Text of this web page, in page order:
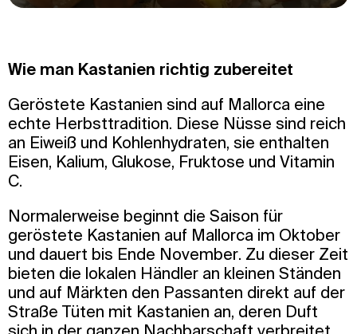
Wie man Kastanien richtig zubereitet
Geröstete Kastanien sind auf Mallorca eine
echte Herbsttradition. Diese Nüsse sind reich
an Eiweiß und Kohlenhydraten, sie enthalten
Eisen, Kalium, Glukose, Fruktose und Vitamin
C.
Normalerweise beginnt die Saison für
geröstete Kastanien auf Mallorca im Oktober
und dauert bis Ende November. Zu dieser Zeit
bieten die lokalen Händler an kleinen Ständen
und auf Märkten den Passanten direkt auf der
Straße Tüten mit Kastanien an, deren Duft